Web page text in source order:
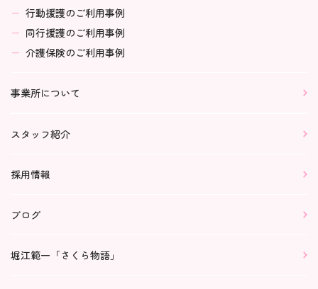
行動援護のご利用事例
同行援護のご利用事例
介護保険のご利用事例
事業所について
スタッフ紹介
採用情報
ブログ
堀江範一「さくら物語」